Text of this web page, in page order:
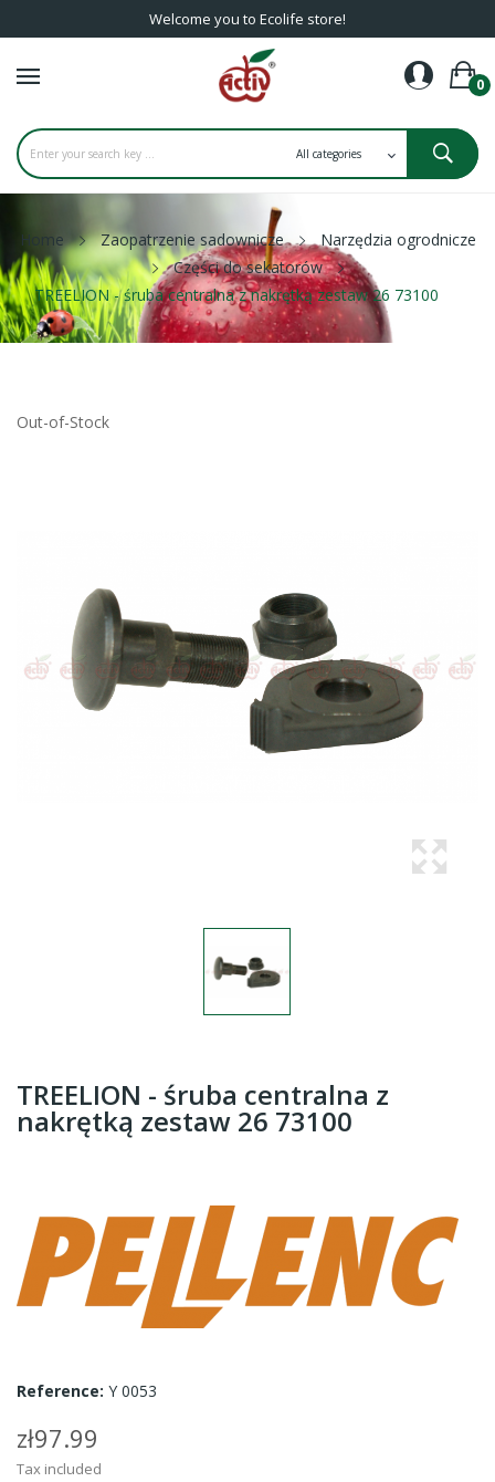
Welcome you to Ecolife store!
0
Home Zaopatrzenie sadownicze
Narzędzia ogrodnicze
Części do sekatorów
TREELION - śruba centralna z nakrętką zestaw 26 73100
Out-of-Stock
TREELION - śruba centralna z
nakrętką zestaw 26 73100
Reference: Y 0053
zł97.99
Tax included